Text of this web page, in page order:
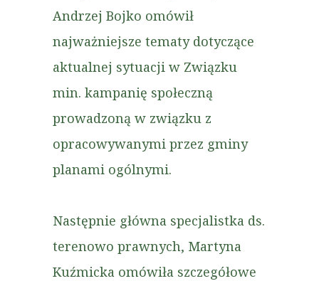
Andrzej Bojko omówił
najważniejsze tematy dotyczące
aktualnej sytuacji w Związku
min. kampanię społeczną
prowadzoną w związku z
opracowywanymi przez gminy
planami ogólnymi.
Następnie główna specjalistka ds.
terenowo prawnych, Martyna
Kuźmicka omówiła szczegółowe